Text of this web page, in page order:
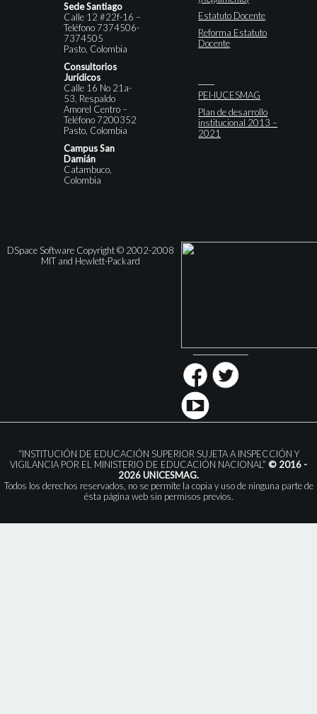
Sede Santiago
Calle 12 #22f-16 –
Teléfono 7374506-
7374505
Pasto, Colombia
Consultorios
Jurídicos
Calle 16 No 21a-
53, Respaldo
Amorel Centro –
Teléfono 7200352
Pasto, Colombia
Campus San
Damián
Catambuco,
Colombia
Estatuto Docente
Reforma Estatuto
Docente
PEI-IUCESMAG
Plan de desarrollo
institucional 2013 –
2021
DSpace Software Copyright © 2002-2008
MIT and Hewlett-Packard
“INSTITUCIÓN DE EDUCACIÓN SUPERIOR SUJETA A INSPECCIÓN Y
VIGILANCIA POR EL MINISTERIO DE EDUCACIÓN NACIONAL” © 2016 -
2026 UNICESMAG.
Todos los derechos reservados, no se permite la copia y uso de ninguna parte de
ésta página web sin permisos previos.